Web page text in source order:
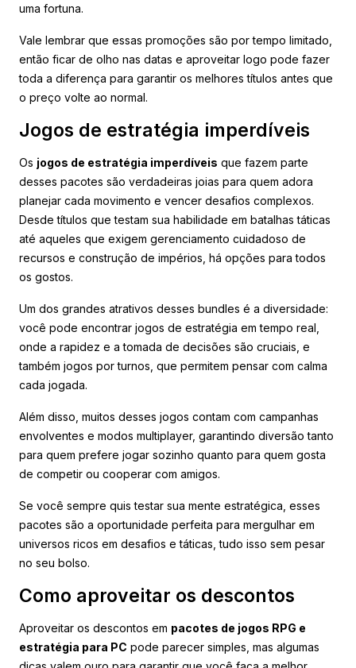
uma fortuna.
Vale lembrar que essas promoções são por tempo limitado,
então ficar de olho nas datas e aproveitar logo pode fazer
toda a diferença para garantir os melhores títulos antes que
o preço volte ao normal.
Jogos de estratégia imperdíveis
Os jogos de estratégia imperdíveis que fazem parte
desses pacotes são verdadeiras joias para quem adora
planejar cada movimento e vencer desafios complexos.
Desde títulos que testam sua habilidade em batalhas táticas
até aqueles que exigem gerenciamento cuidadoso de
recursos e construção de impérios, há opções para todos
os gostos.
Um dos grandes atrativos desses bundles é a diversidade:
você pode encontrar jogos de estratégia em tempo real,
onde a rapidez e a tomada de decisões são cruciais, e
também jogos por turnos, que permitem pensar com calma
cada jogada.
Além disso, muitos desses jogos contam com campanhas
envolventes e modos multiplayer, garantindo diversão tanto
para quem prefere jogar sozinho quanto para quem gosta
de competir ou cooperar com amigos.
Se você sempre quis testar sua mente estratégica, esses
pacotes são a oportunidade perfeita para mergulhar em
universos ricos em desafios e táticas, tudo isso sem pesar
no seu bolso.
Como aproveitar os descontos
Aproveitar os descontos em pacotes de jogos RPG e
estratégia para PC pode parecer simples, mas algumas